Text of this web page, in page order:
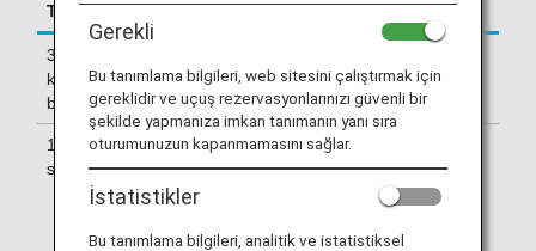
TARİHLER DEĞİŞİKLİKLER
30 Kasım 2018'e
kadar olan
binişler
bebek uçuş biletini ayrı satın alın
1 Aralık 2018'den
sonraki binişler
Yetişkin yolcuyla aynı biniş sınıfı için
bebek uçuş biletini ayrı satın alın
VEYA
gerekli uçuş ödül milinin %10'unu
Gerekli
Bu tanımlama bilgileri, web sitesini çalıştırmak için
gereklidir ve uçuş rezervasyonlarınızı güvenli bir
şekilde yapmanıza imkan tanımanın yanı sıra
oturumunuzun kapanmamasını sağlar.
İstatistikler
Bu tanımlama bilgileri, analitik ve istatistiksel